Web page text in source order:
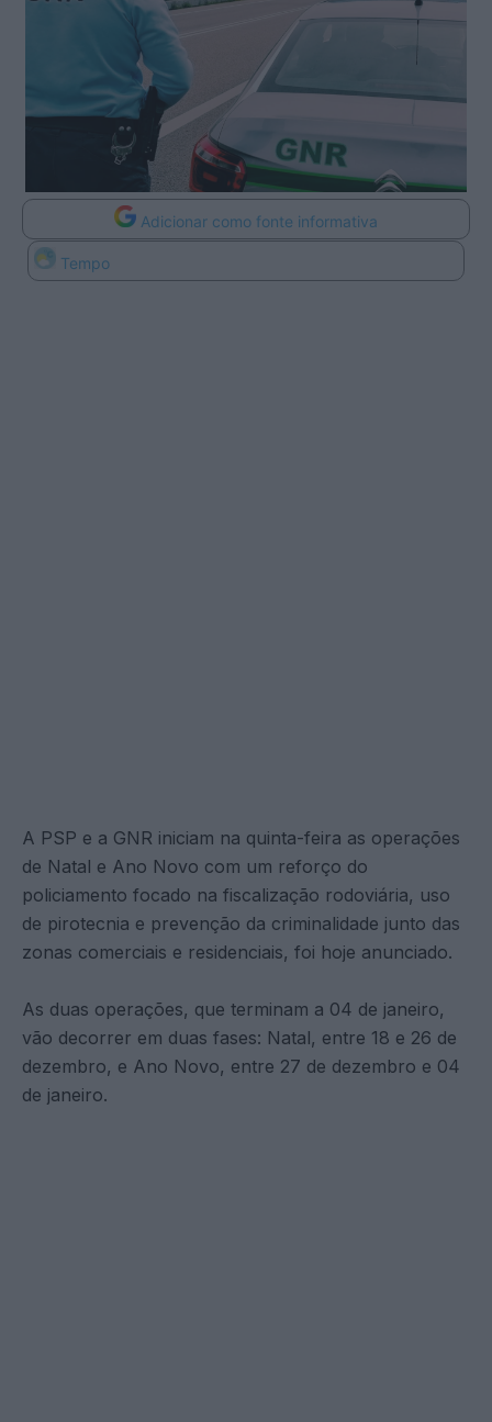
Adicionar como fonte informativa
Tempo
A PSP e a GNR iniciam na quinta-feira as operações
de Natal e Ano Novo com um reforço do
policiamento focado na fiscalização rodoviária, uso
de pirotecnia e prevenção da criminalidade junto das
zonas comerciais e residenciais, foi hoje anunciado.
As duas operações, que terminam a 04 de janeiro,
vão decorrer em duas fases: Natal, entre 18 e 26 de
dezembro, e Ano Novo, entre 27 de dezembro e 04
de janeiro.